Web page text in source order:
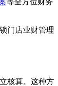
等全方位财务
门店业财管理
核算。这种方